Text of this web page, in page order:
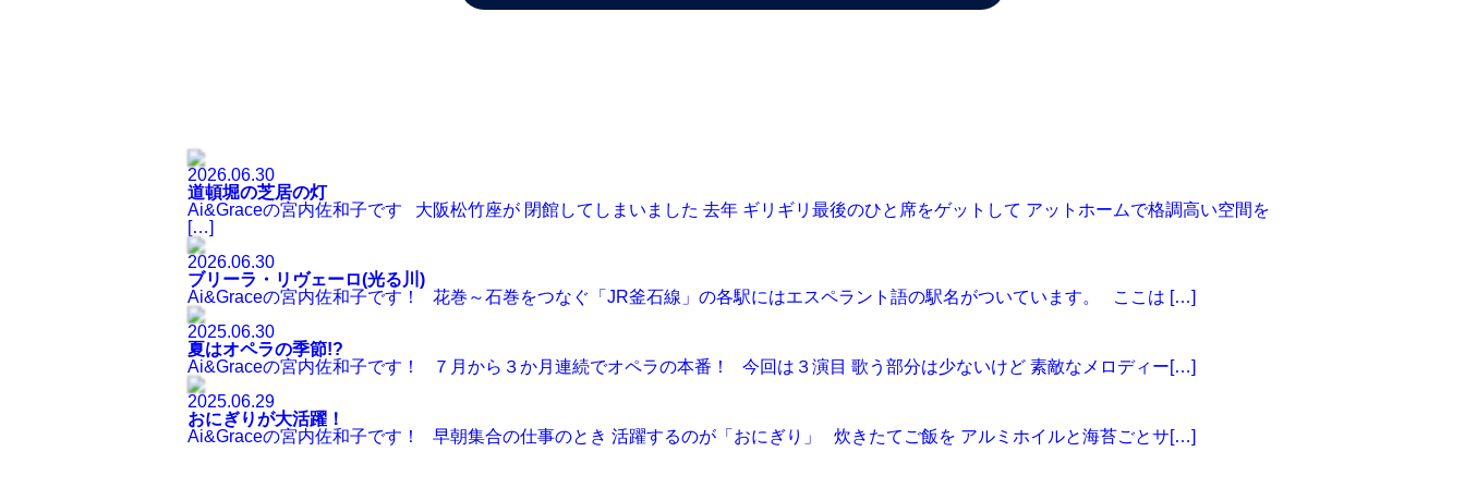
2026.06.30
道頓堀の芝居の灯
Ai&Graceの宮内佐和子です 大阪松竹座が 閉館してしまいました 去年 ギリギリ最後のひと席をゲットして アットホームで格調高い空間を
[…]
2026.06.30
ブリーラ・リヴェーロ(光る川)
Ai&Graceの宮内佐和子です！ 花巻～石巻をつなぐ「JR釜石線」の各駅にはエスペラント語の駅名がついています。 ここは […]
2025.06.30
夏はオペラの季節!?
Ai&Graceの宮内佐和子です！ ７月から３か月連続でオペラの本番！ 今回は３演目 歌う部分は少ないけど 素敵なメロディー[…]
2025.06.29
おにぎりが大活躍！
Ai&Graceの宮内佐和子です！ 早朝集合の仕事のとき 活躍するのが「おにぎり」 炊きたてご飯を アルミホイルと海苔ごとサ[…]